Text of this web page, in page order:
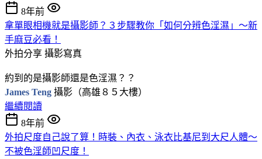
8年前
拿單眼相機就是攝影師？３步驟教你「如何分辨色淫濕」～新
手麻豆必看！
外拍分享 攝影寫真
約到的是攝影師還是色淫濕？？
James Teng 攝影（高雄８５大樓）
繼續閱讀
8年前
外拍尺度自己說了算！時裝、內衣、泳衣比基尼到大尺人體～
不被色淫師凹尺度！